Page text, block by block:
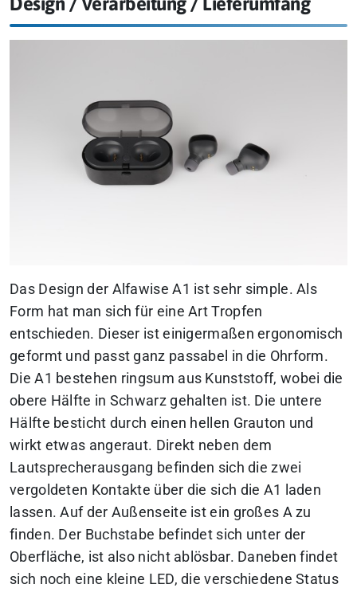
Das Design der Alfawise A1 ist sehr simple. Als
Form hat man sich für eine Art Tropfen
entschieden. Dieser ist einigermaßen ergonomisch
geformt und passt ganz passabel in die Ohrform.
Die A1 bestehen ringsum aus Kunststoff, wobei die
obere Hälfte in Schwarz gehalten ist. Die untere
Hälfte besticht durch einen hellen Grauton und
wirkt etwas angeraut. Direkt neben dem
Lautsprecherausgang befinden sich die zwei
vergoldeten Kontakte über die sich die A1 laden
lassen. Auf der Außenseite ist ein großes A zu
finden. Der Buchstabe befindet sich unter der
Oberfläche, ist also nicht ablösbar. Daneben findet
sich noch eine kleine LED, die verschiedene Status